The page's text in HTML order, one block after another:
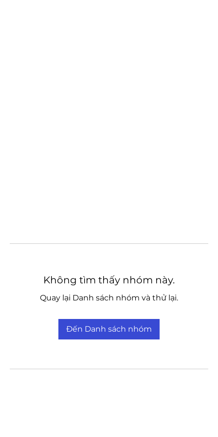
Không tìm thấy nhóm này.
Quay lại Danh sách nhóm và thử lại.
Đến Danh sách nhóm